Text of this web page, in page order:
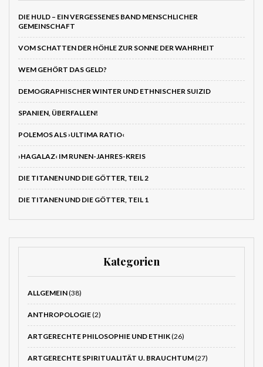
DIE HULD – EIN VERGESSENES BAND MENSCHLICHER
GEMEINSCHAFT
VOM SCHATTEN DER HÖHLE ZUR SONNE DER WAHRHEIT
WEM GEHÖRT DAS GELD?
DEMOGRAPHISCHER WINTER UND ETHNISCHER SUIZID
SPANIEN, ÜBERFALLEN!
POLEMOS ALS ›ULTIMA RATIO‹
›HAGALAZ‹ IM RUNEN-JAHRES-KREIS
DIE TITANEN UND DIE GÖTTER, TEIL 2
DIE TITANEN UND DIE GÖTTER, TEIL 1
Kategorien
ALLGEMEIN(38)
ANTHROPOLOGIE(2)
ARTGERECHTE PHILOSOPHIE UND ETHIK(26)
ARTGERECHTE SPIRITUALITÄT U. BRAUCHTUM(27)